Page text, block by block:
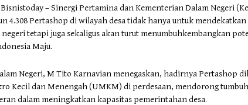
Bisnistoday – Sinergi Pertamina dan Kementerian Dalam Negeri
4.308 Pertashop di wilayah desa tidak hanya untuk
tetapi juga sekaligus akan turut menumbuhkembangkan
Maju.
Negeri, M Tito Karnavian menegaskan, hadirnya Pertashop
Kecil dan Menengah (UMKM) di perdesaan, mendorong
dalam meningkatkan kapasitas pemerintahan desa.